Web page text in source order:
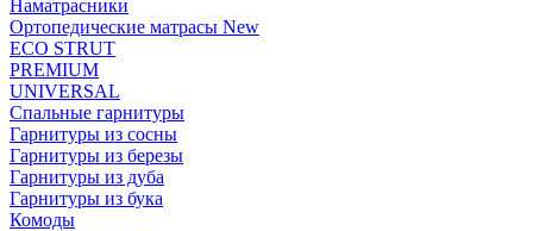
Наматрасники
Ортопедические матрасы New
ECO STRUT
PREMIUM
UNIVERSAL
Спальные гарнитуры
Гарнитуры из сосны
Гарнитуры из березы
Гарнитуры из дуба
Гарнитуры из бука
Комоды